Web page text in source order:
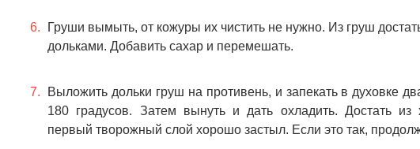
Груши вымыть, от кожуры их чистить не нужно. Из груш
дольками. Добавить сахар и перемешать.
Выложить дольки груш на противень, и запекать в духовке
180 градусов. Затем вынуть и дать охладить. Достать из
первый творожный слой хорошо застыл. Если это так,